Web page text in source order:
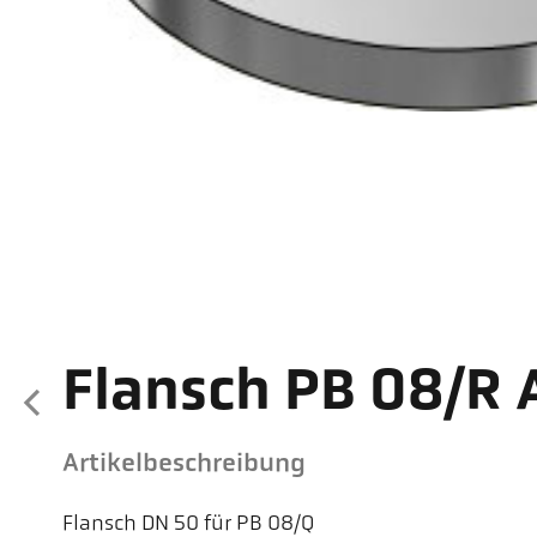
Flansch PB 08/R
Artikelbeschreibung
Flansch DN 50 für PB 08/Q